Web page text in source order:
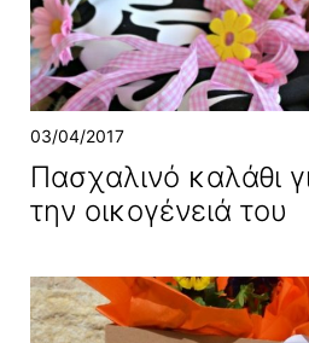
03/04/2017
Πασχαλινό καλάθι
την οικογένειά του